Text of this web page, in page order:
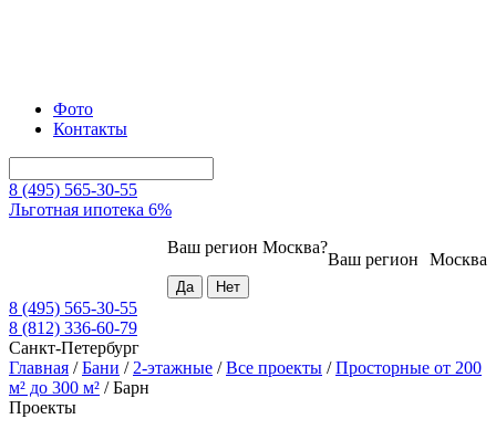
Фото
Контакты
8 (495) 565-30-55
Льготная ипотека 6%
Москва
Ваш регион
Ваш регион Москва?
8 (495) 565-30-55
8 (812) 336-60-79
Санкт-Петербург
Главная /Бани / 2-этажные /Все проекты /Просторные от 200
м² до 300 м² /Барн
Проекты